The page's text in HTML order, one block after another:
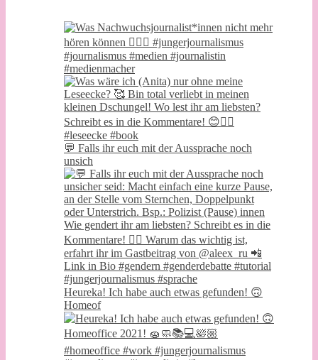
💬 Falls ihr euch mit der Aussprache noch
unsich
Heureka! Ich habe auch etwas gefunden! 🙃
Homeof